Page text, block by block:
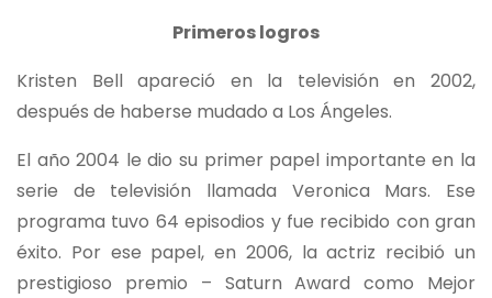
Primeros logros
Kristen Bell apareció en la televisión en 2002,
después de haberse mudado a Los Ángeles.
El año 2004 le dio su primer papel importante en la
serie de televisión llamada Veronica Mars. Ese
programa tuvo 64 episodios y fue recibido con gran
éxito. Por ese papel, en 2006, la actriz recibió un
prestigioso premio – Saturn Award como Mejor